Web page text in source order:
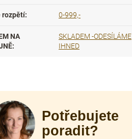
rozpětí: 0-999,-
NA
:
SKLADEM -ODESÍLÁME
IHNED
Potřebujete
poradit?